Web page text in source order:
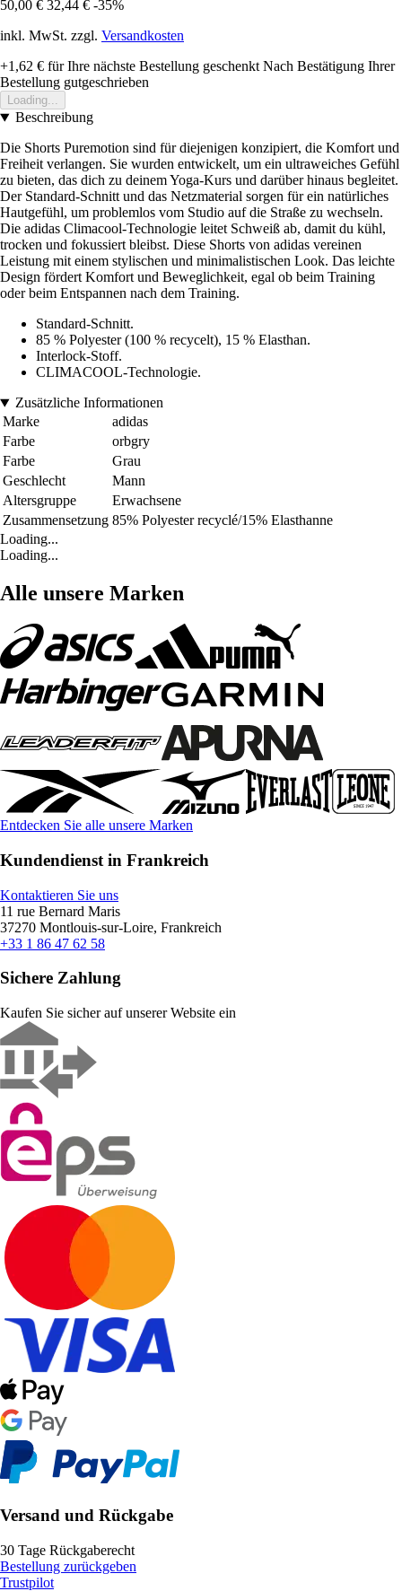
50,00 € 32,44 € -35%
inkl. MwSt. zzgl. Versandkosten
+1,62 € für Ihre nächste Bestellung geschenkt Nach Bestätigung Ihrer
Bestellung gutgeschrieben
Loading...
Beschreibung
Die Shorts Puremotion sind für diejenigen konzipiert, die Komfort und
Freiheit verlangen. Sie wurden entwickelt, um ein ultraweiches Gefühl
zu bieten, das dich zu deinem Yoga-Kurs und darüber hinaus begleitet.
Der Standard-Schnitt und das Netzmaterial sorgen für ein natürliches
Hautgefühl, um problemlos vom Studio auf die Straße zu wechseln.
Die adidas Climacool-Technologie leitet Schweiß ab, damit du kühl,
trocken und fokussiert bleibst. Diese Shorts von adidas vereinen
Leistung mit einem stylischen und minimalistischen Look. Das leichte
Design fördert Komfort und Beweglichkeit, egal ob beim Training
oder beim Entspannen nach dem Training.
Standard-Schnitt.
85 % Polyester (100 % recycelt), 15 % Elasthan.
Interlock-Stoff.
CLIMACOOL-Technologie.
Zusätzliche Informationen
Marke
adidas
Farbe
orbgry
Farbe
Grau
Geschlecht
Mann
Altersgruppe
Erwachsene
Zusammensetzung 85% Polyester recyclé/15% Elasthanne
Loading...
Loading...
Alle unsere Marken
Entdecken Sie alle unsere Marken
Kundendienst in Frankreich
Kontaktieren Sie uns
11 rue Bernard Maris
37270 Montlouis-sur-Loire, Frankreich
+33 1 86 47 62 58
Sichere Zahlung
Kaufen Sie sicher auf unserer Website ein
Versand und Rückgabe
30 Tage Rückgaberecht
Bestellung zurückgeben
Trustpilot